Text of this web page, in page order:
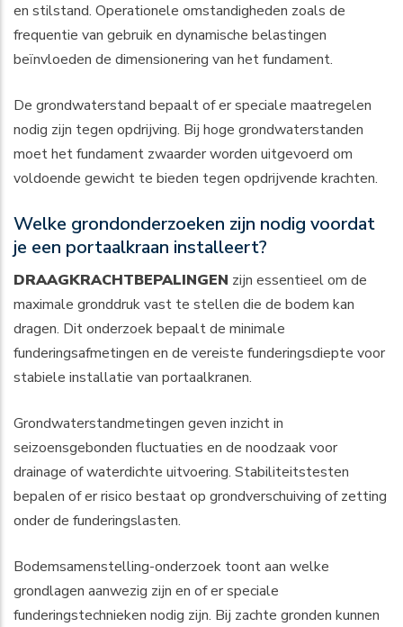
en stilstand. Operationele omstandigheden zoals de
frequentie van gebruik en dynamische belastingen
beïnvloeden de dimensionering van het fundament.
De grondwaterstand bepaalt of er speciale maatregelen
nodig zijn tegen opdrijving. Bij hoge grondwaterstanden
moet het fundament zwaarder worden uitgevoerd om
voldoende gewicht te bieden tegen opdrijvende krachten.
Welke grondonderzoeken zijn nodig voordat
je een portaalkraan installeert?
DRAAGKRACHTBEPALINGEN zijn essentieel om de
maximale gronddruk vast te stellen die de bodem kan
dragen. Dit onderzoek bepaalt de minimale
funderingsafmetingen en de vereiste funderingsdiepte voor
stabiele installatie van portaalkranen.
Grondwaterstandmetingen geven inzicht in
seizoensgebonden fluctuaties en de noodzaak voor
drainage of waterdichte uitvoering. Stabiliteitstesten
bepalen of er risico bestaat op grondverschuiving of zetting
onder de funderingslasten.
Bodemsamenstelling-onderzoek toont aan welke
grondlagen aanwezig zijn en of er speciale
funderingstechnieken nodig zijn. Bij zachte gronden kunnen